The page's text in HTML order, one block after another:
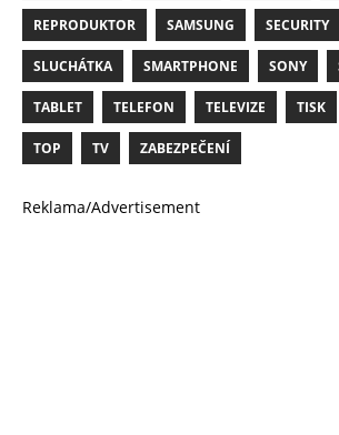
REPRODUKTOR SAMSUNG SECURITY
SLUCHÁTKA SMARTPHONE SONY
TABLET TELEFON TELEVIZE TISK
TOP TV ZABEZPEČENÍ
Reklama/Advertisement